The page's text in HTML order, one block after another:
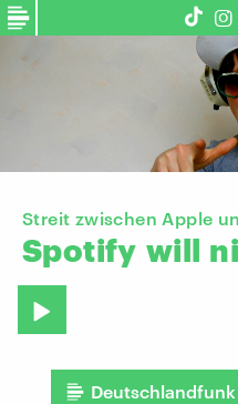
Streit zwischen Apple
Spotify will